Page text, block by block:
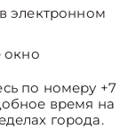
электронном
окно
по номеру +7
время на
города.